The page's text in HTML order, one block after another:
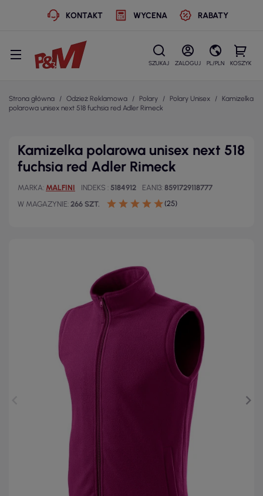
KONTAKT WYCENA RABATY
SZUKAJ ZALOGUJ PL/PLN KOSZYK
Strona główna Odzież Reklamowa Polary Polary Unisex
Kamizelka
polarowa unisex next 518 fuchsia red Adler Rimeck
Kamizelka polarowa unisex next 518
fuchsia red Adler Rimeck
MARKA MALFINI INDEKS 5184912 EAN13 8591729118777
W MAGAZYNIE 266 SZT. (25)